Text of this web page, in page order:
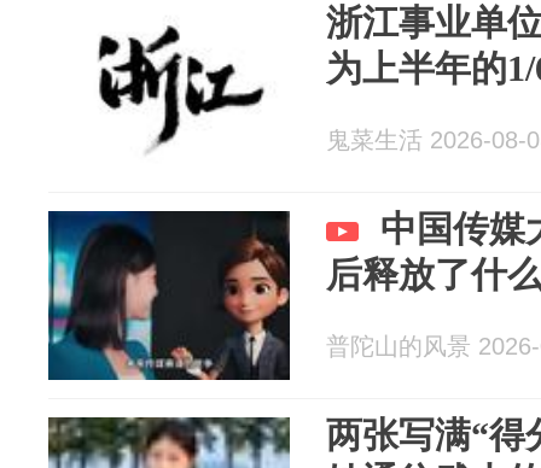
浙江事业单
为上半年的
鬼菜生活 2026-08-
中国传媒
后释放了什
普陀山的风景
两张写满“得